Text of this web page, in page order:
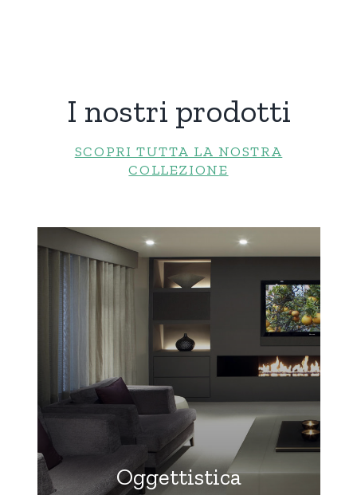
I nostri prodotti
SCOPRI TUTTA LA NOSTRA
COLLEZIONE
Oggettistica